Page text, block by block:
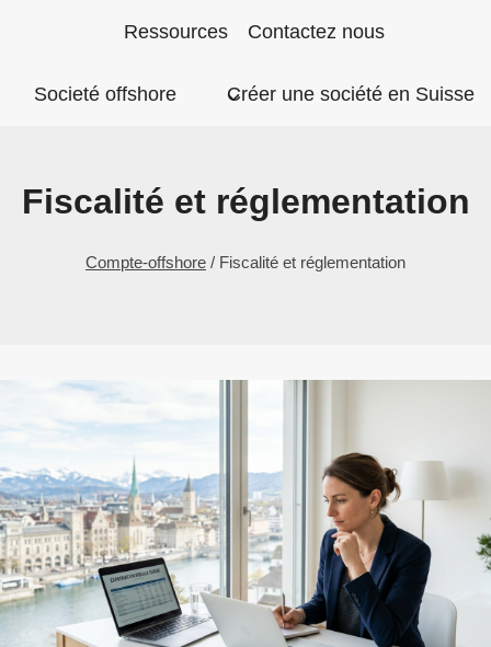
contenu
Ressources Contactez nous
Societé offshore Créer une société en Suisse
Fiscalité et réglementation
Compte-offshore / Fiscalité et réglementation